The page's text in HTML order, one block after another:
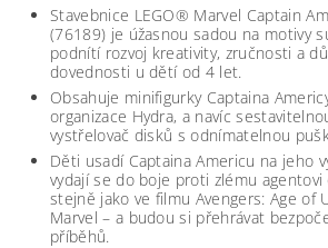
Stavebnice LEGO® Marvel Captain
(76189) je úžasnou sadou na motivy
podnítí rozvoj kreativity, zručnosti a
dovednosti u dětí od 4 let.
Obsahuje minifigurky Captaina
organizace Hydra, a navíc
vystřelovač disků s odnímatelnou
Děti usadí Captaina Americu na jeho
vydají se do boje proti zlému agentovi
stejně jako ve filmu Avengers: Age of
Marvel – a budou si přehrávat
příběhů.